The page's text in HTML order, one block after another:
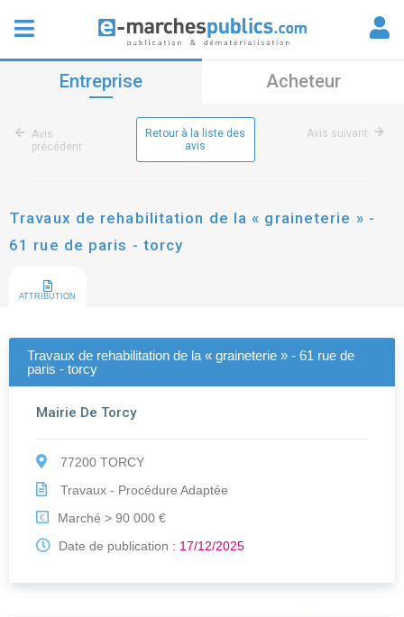
Entreprise Acheteur
Avis
précédent
Retour à la liste des
avis
Avis suivant
Travaux de rehabilitation de la « graineterie » -
61 rue de paris - torcy
ATTRIBUTION
Travaux de rehabilitation de la « graineterie » - 61 rue de
paris - torcy
Mairie De Torcy
77200 TORCY
Travaux - Procédure Adaptée
€
Marché > 90 000 €
Date de publication : 17/12/2025